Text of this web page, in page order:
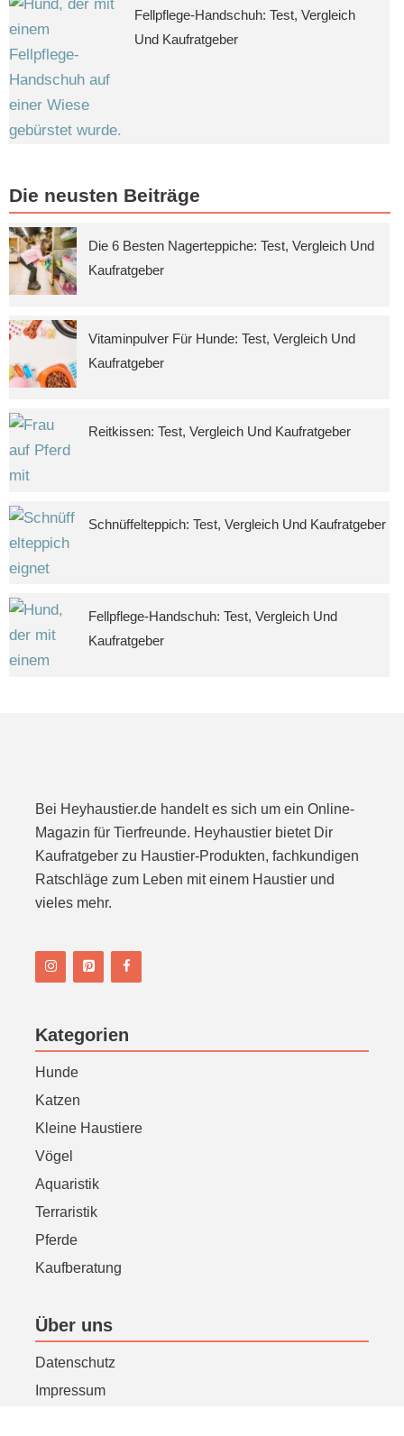
Fellpflege-Handschuh: Test, Vergleich
Und Kaufratgeber
Die neusten Beiträge
Die 6 Besten Nagerteppiche: Test, Vergleich Und
Kaufratgeber
Vitaminpulver Für Hunde: Test, Vergleich Und
Kaufratgeber
Reitkissen: Test, Vergleich Und Kaufratgeber
Schnüffelteppich: Test, Vergleich Und Kaufratgeber
Fellpflege-Handschuh: Test, Vergleich Und
Kaufratgeber
Bei Heyhaustier.de handelt es sich um ein Online-
Magazin für Tierfreunde. Heyhaustier bietet Dir
Kaufratgeber zu Haustier-Produkten, fachkundigen
Ratschläge zum Leben mit einem Haustier und
vieles mehr.
Kategorien
Hunde
Katzen
Kleine Haustiere
Vögel
Aquaristik
Terraristik
Pferde
Kaufberatung
Über uns
Datenschutz
Impressum